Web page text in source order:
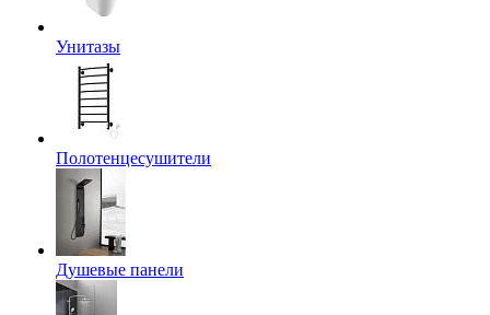
Унитазы
Полотенцесушители
Душевые панели